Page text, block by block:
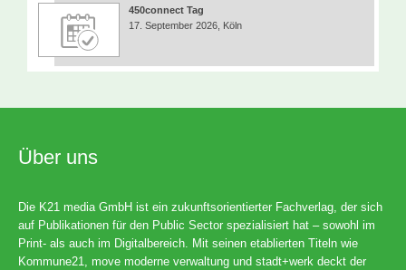
450connect Tag
17. September 2026, Köln
Über uns
Die K21 media GmbH ist ein zukunftsorientierter Fachverlag, der sich
auf Publikationen für den Public Sector spezialisiert hat – sowohl im
Print- als auch im Digitalbereich. Mit seinen etablierten Titeln wie
Kommune21, move moderne verwaltung und stadt+werk deckt der